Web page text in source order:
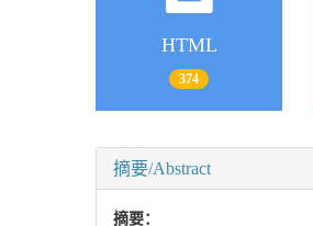
HTML
374
摘要/Abstract
摘要：